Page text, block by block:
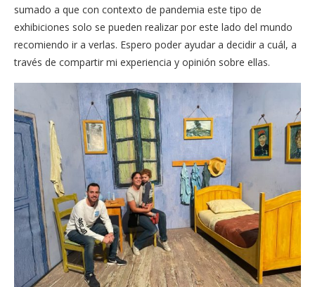
sumado a que con contexto de pandemia este tipo de
exhibiciones solo se pueden realizar por este lado del mundo
recomiendo ir a verlas. Espero poder ayudar a decidir a cuál, a
través de compartir mi experiencia y opinión sobre ellas.